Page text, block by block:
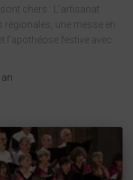
chers : L’artisanat
régionales, une messe en
festive avec
an